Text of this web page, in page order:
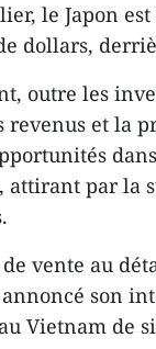
le Japon
dollars,
outre les
revenus et la
attirant par la
vente au
son
Vietnam de